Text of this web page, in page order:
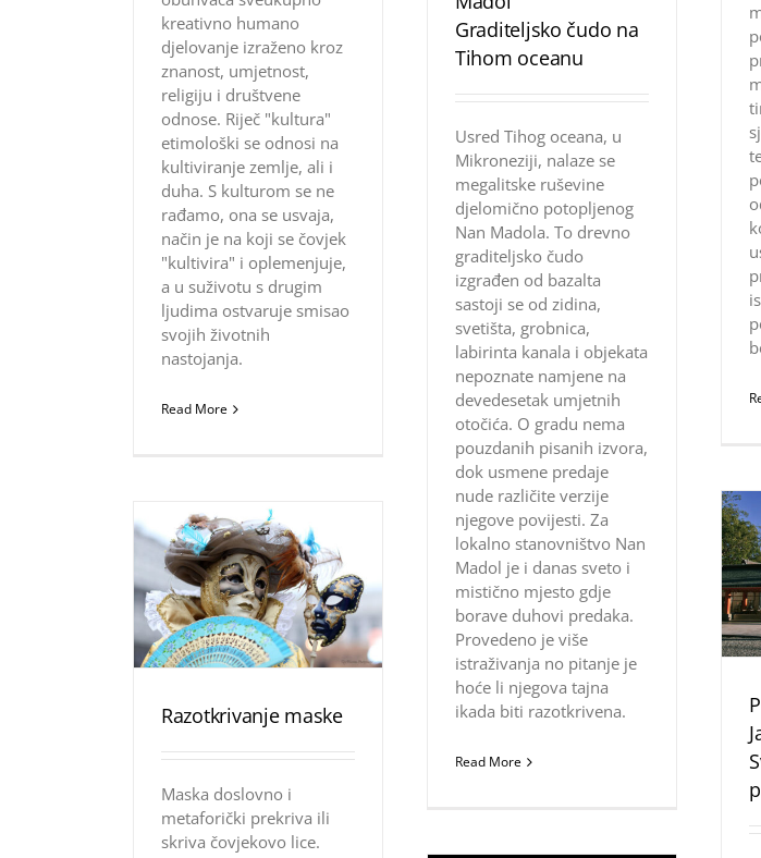
kreativno humano
djelovanje izraženo kroz
znanost, umjetnost,
religiju i društvene
odnose. Riječ "kultura"
etimološki se odnosi na
kultiviranje zemlje, ali i
duha. S kulturom se ne
rađamo, ona se usvaja,
način je na koji se čovjek
"kultivira" i oplemenjuje,
a u suživotu s drugim
ljudima ostvaruje smisao
svojih životnih
nastojanja.
Read More
Graditeljsko čudo na
Tihom oceanu
Usred Tihog oceana, u
Mikroneziji, nalaze se
megalitske ruševine
djelomično potopljenog
Nan Madola. To drevno
graditeljsko čudo
izgrađen od bazalta
sastoji se od zidina,
svetišta, grobnica,
labirinta kanala i objekata
nepoznate namjene na
devedesetak umjetnih
otočića. O gradu nema
pouzdanih pisanih izvora,
dok usmene predaje
nude različite verzije
njegove povijesti. Za
lokalno stanovništvo Nan
Madol je i danas sveto i
mistično mjesto gdje
borave duhovi predaka.
Provedeno je više
istraživanja no pitanje je
hoće li njegova tajna
ikada biti razotkrivena.
Read More
Razotkrivanje maske
Maska doslovno i
metaforički prekriva ili
skriva čovjekovo lice.